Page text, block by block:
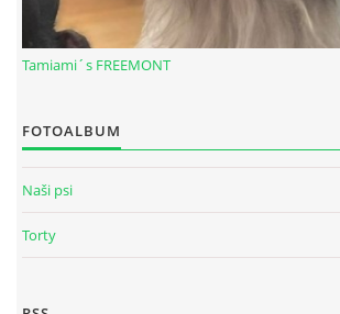
Tamiami´s FREEMONT
FOTOALBUM
Naši psi
Torty